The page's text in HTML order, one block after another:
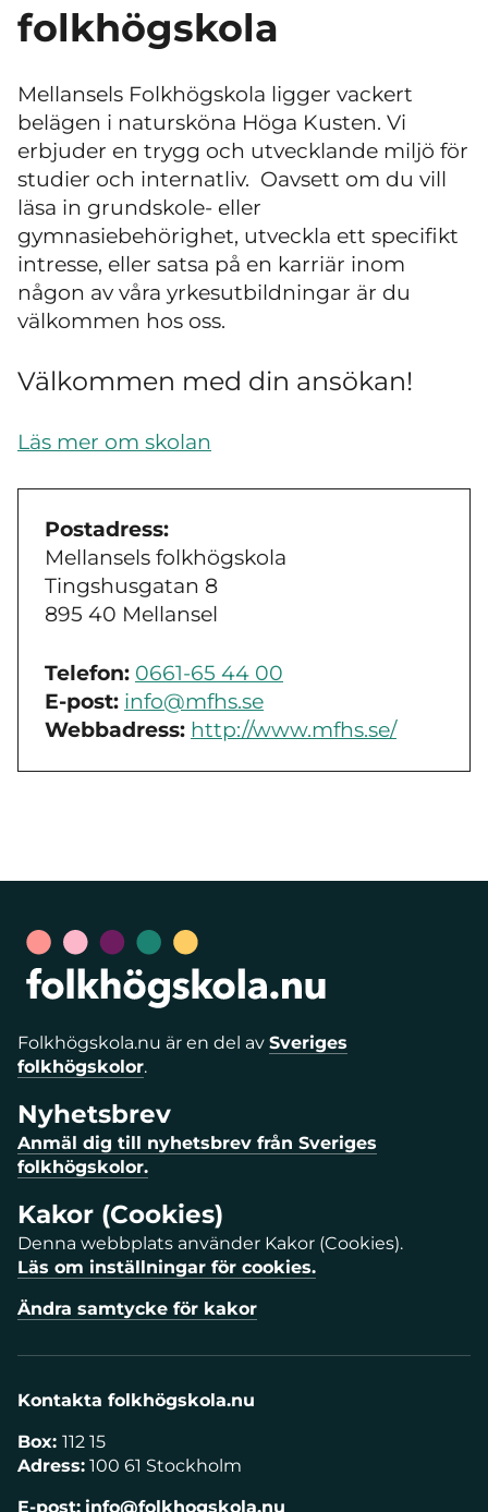
folkhögskola
Mellansels Folkhögskola ligger vackert
belägen i natursköna Höga Kusten. Vi
erbjuder en trygg och utvecklande miljö för
studier och internatliv. Oavsett om du vill
läsa in grundskole- eller
gymnasiebehörighet, utveckla ett specifikt
intresse, eller satsa på en karriär inom
någon av våra yrkesutbildningar är du
välkommen hos oss.
Välkommen med din ansökan!
Läs mer om skolan
Postadress:
Mellansels folkhögskola
Tingshusgatan 8
895 40 Mellansel
Telefon: 0661-65 44 00
E-post: info@mfhs.se
Webbadress: http://www.mfhs.se/
Folkhögskola.nu är en del av Sveriges
folkhögskolor.
Nyhetsbrev
Anmäl dig till nyhetsbrev från Sveriges
folkhögskolor.
Kakor (Cookies)
Denna webbplats använder Kakor (Cookies).
Läs om inställningar för cookies.
Ändra samtycke för kakor
Kontakta folkhögskola.nu
Box: 112 15
Adress: 100 61 Stockholm
E-post: info@folkhogskola.nu